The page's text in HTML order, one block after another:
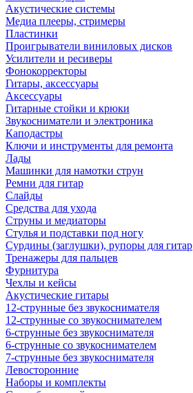
Акустические системы
Медиа плееры, стримеры
Пластинки
Проигрыватели виниловых дисков
Усилители и ресиверы
Фонокорректоры
Гитары, аксессуары
Аксессуары
Гитарные стойки и крюки
Звукосниматели и электроника
Каподастры
Ключи и инструменты для ремонта
Лады
Машинки для намотки струн
Ремни для гитар
Слайды
Средства для ухода
Струны и медиаторы
Стулья и подставки под ногу
Сурдины (заглушки), рупоры для гитар
Тренажеры для пальцев
Фурнитура
Чехлы и кейсы
Акустические гитары
12-струнные без звукоснимателя
12-струнные со звукоснимателем
6-струнные без звукоснимателя
6-струнные со звукоснимателем
7-струнные без звукоснимателя
Левосторонние
Наборы и комплекты